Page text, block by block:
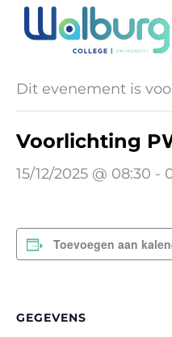
naar
inhoud
« Alle Evenementen
Dit evenement is
Voorlichting
15/12/2025 @ 08:30 -
Toevoegen aan
GEGEVENS